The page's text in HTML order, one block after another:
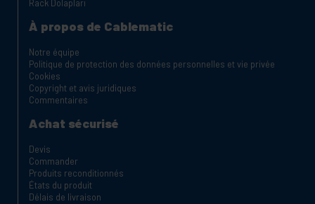
Rack Dolapları
À propos de Cablematic
Notre équipe
Politique de protection des données personnelles et vie privée
Cookies
Copyright et avis juridiques
Commentaires
Achat sécurisé
Devis
Commander
Produits reconditionnés
États du produit
Délais de livraison